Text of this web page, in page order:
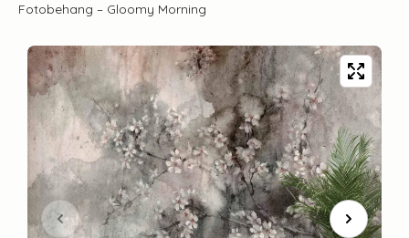
Fotobehang – Gloomy Morning